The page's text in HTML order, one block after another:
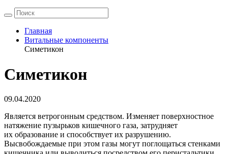
Главная
Витальные компоненты
Симетикон
Симетикон
09.04.2020
Является ветрогонным средством. Изменяет поверхностное
натяжение пузырьков кишечного газа, затрудняет
их образование и способствует их разрушению.
Высвобождаемые при этом газы могут поглощаться стенками